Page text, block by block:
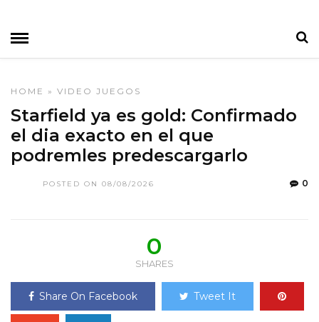
HOME » VIDEO JUEGOS
Starfield ya es gold: Confirmado
el dia exacto en el que
podremles predescargarlo
POSTED ON 08/08/2026 0
0
SHARES
Share On Facebook Tweet It